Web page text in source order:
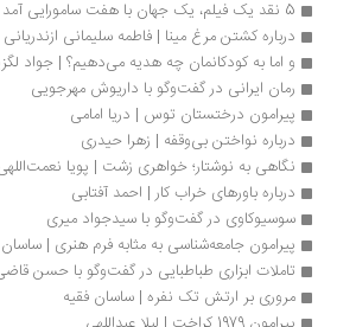
درباره کشتن مرغ مینا | فاطمه سلیمانی ازندریانی
و اما به کودکانمان چه هدیه می‌دهیم؟ | جواد لگزیان ‮
رمان ایرانی در گفت‌وگو با داریوش مهرجویی
پیرامون درختستان توس | دریا امامی
درباره نواختن بی‌وقفه | زهرا حیدری
نگاهی به نوشتار؛ خواهری زشت | پویا نعمت‌‌اللهی
درباره باورهای خراب کار | احمد آفتابی
سوسیوکاوی در گفت‌وگو با سیدجواد میری
پیرامون جامعه‌شناسی به مثابه فرم هنری | ساسان گلفر
تاملات ابزاری طباطبایی در گفت‌وگو با حسن قاضی مرادی
مروری بر ارتش تک نفره | ساسان فقیه